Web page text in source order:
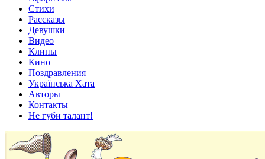
Стихи
Рассказы
Девушки
Видео
Клипы
Кино
Поздравления
Українська Хата
Авторы
Контакты
Не губи талант!